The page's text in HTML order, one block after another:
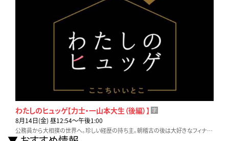
わたしのヒュッゲ【力士・一山本大生（後編）】 字
8月14日(金) 昼12:54〜午後1:00
公務員から大相撲の世界へ。珍しい経歴の持ち主。朝稽古の後は大好きなフィナンシェをコーヒーと共に。何も考えずに食べるのが、気持ちの切り替えに大切なのだと言う。